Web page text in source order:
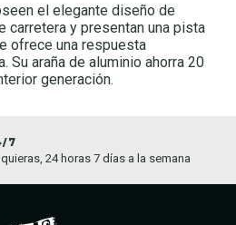
el elegante diseño de
carretera y presentan una pista
ofrece una respuesta
Su araña de aluminio ahorra 20
generación.
7
24 horas 7 días a la semana